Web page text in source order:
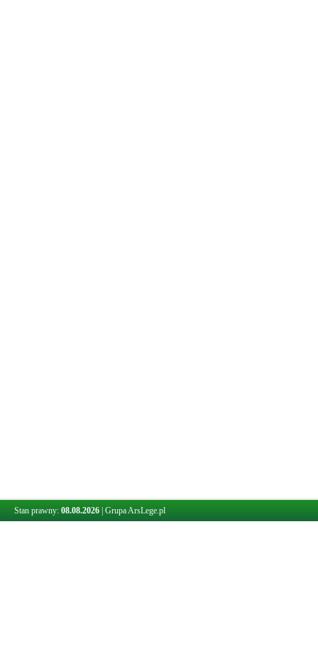
Stan prawny: 08.08.2026 Grupa ArsLege.pl